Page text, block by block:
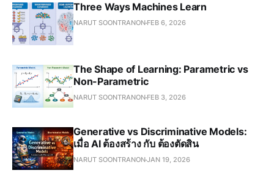
Three Ways Machines Learn
NARUT SOONTRANON FEB 6, 2026
The Shape of Learning: Parametric vs
Non-Parametric
NARUT SOONTRANON FEB 3, 2026
Generative vs Discriminative Models:
เมื่อ AI ต้องสร้าง กับ ต้องตัดสิน
NARUT SOONTRANONJAN 19, 2026